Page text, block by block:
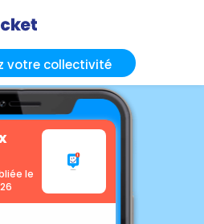
votre collectivité
le